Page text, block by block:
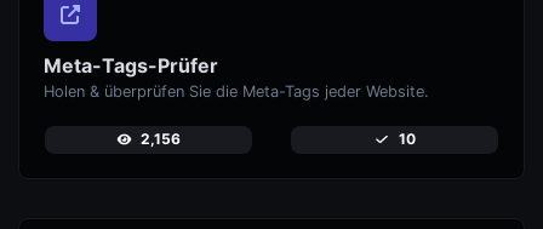
Meta-Tags-Prüfer
Holen & überprüfen Sie die Meta-Tags jeder Website.
2,156 10